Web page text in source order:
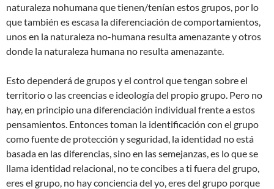
naturaleza nohumana que tienen/tenían estos grupos, por lo
que también es escasa la diferenciación de comportamientos,
unos en la naturaleza no-humana resulta amenazante y otros
donde la naturaleza humana no resulta amenazante.
Esto dependerá de grupos y el control que tengan sobre el
territorio o las creencias e ideología del propio grupo. Pero no
hay, en principio una diferenciación individual frente a estos
pensamientos. Entonces toman la identificación con el grupo
como fuente de protección y seguridad, la identidad no está
basada en las diferencias, sino en las semejanzas, es lo que se
llama identidad relacional, no te concibes a ti fuera del grupo,
eres el grupo, no hay conciencia del yo, eres del grupo porque